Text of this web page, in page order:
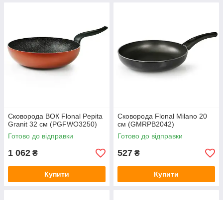
Сковорода ВОК Flonal Pepita
Granit 32 см (PGFWO3250)
Готово до відправки
1 062 ₴
Купити
Сковорода Flonal Milano 20
см (GMRPB2042)
Готово до відправки
527 ₴
Купити